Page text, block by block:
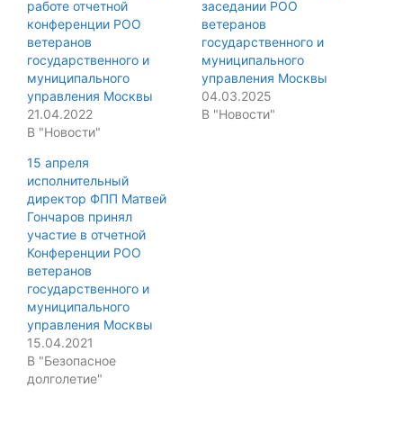
работе отчетной
конференции РОО
ветеранов
государственного и
муниципального
управления Москвы
21.04.2022
В "Новости"
заседании РОО
ветеранов
государственного и
муниципального
управления Москвы
04.03.2025
В "Новости"
15 апреля
исполнительный
директор ФПП Матвей
Гончаров принял
участие в отчетной
Конференции РОО
ветеранов
государственного и
муниципального
управления Москвы
15.04.2021
В "Безопасное
долголетие"